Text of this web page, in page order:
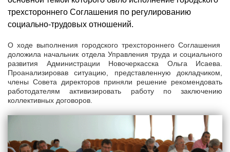
трехстороннего Соглашения по регулированию
социально-трудовых отношений.
О ходе выполнения городского трехстороннего Соглашения
доложила начальник отдела Управления труда и социального
развития Администрации Новочеркасска Ольга Исаева.
Проанализировав ситуацию, представленную докладчиком,
члены Совета директоров приняли решение рекомендовать
работодателям активизировать работу по заключению
коллективных договоров.